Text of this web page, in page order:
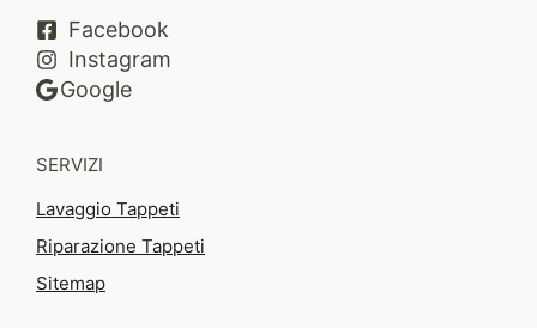
Facebook
Instagram
Google
SERVIZI
Lavaggio Tappeti
Riparazione Tappeti
Sitemap